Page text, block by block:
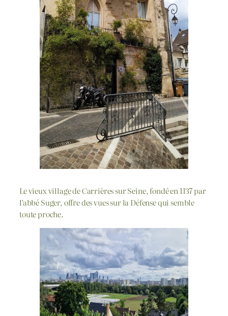
Le vieux village de Carrières sur Seine, fondé en 1137 par
l’abbé Suger, offre des vues sur la Défense qui semble
toute proche.